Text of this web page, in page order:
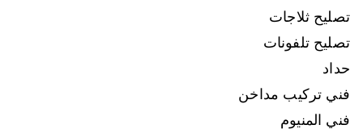
تصليح ثلاجات
تصليح تلفونات
حداد
فني تركيب مداخن
فني المنيوم